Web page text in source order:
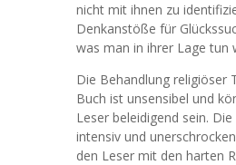
nicht mit ihnen zu
Denkanstöße für
was man in ihrer Lage tun
Die Behandlung religiöser
Buch ist unsensibel und
Leser beleidigend sein.
intensiv und
den Leser mit den harten